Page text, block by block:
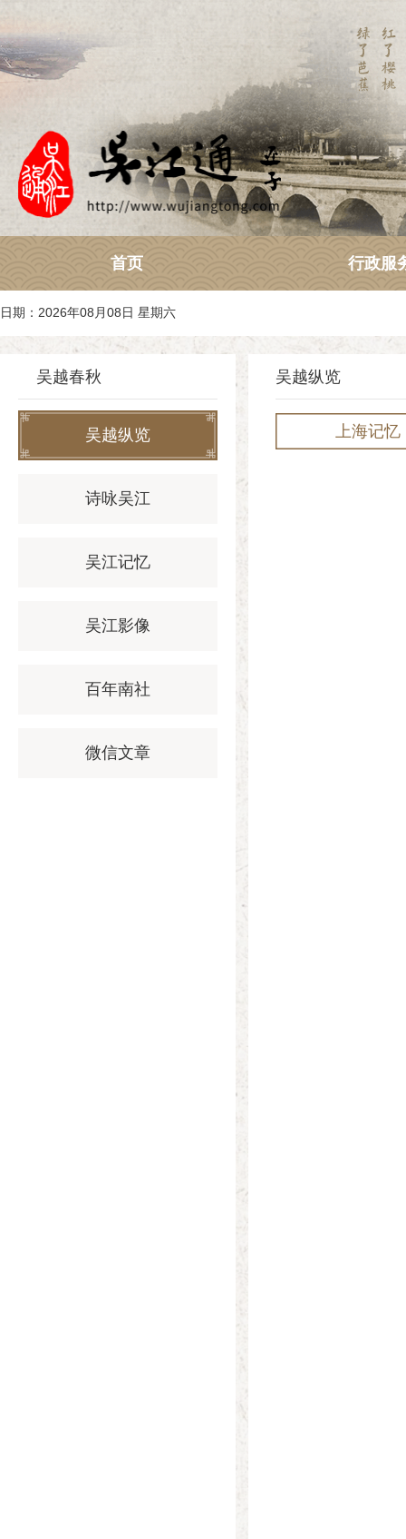
首页 行政服
日期：2026年08月08日 星期六
吴越春秋
吴越纵览
诗咏吴江
吴江记忆
吴江影像
百年南社
微信文章
吴越纵览
上海记忆